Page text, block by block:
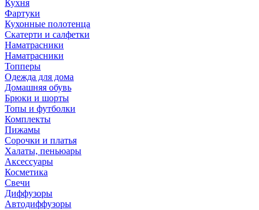
Кухня
Фартуки
Кухонные полотенца
Скатерти и салфетки
Наматрасники
Наматрасники
Топперы
Одежда для дома
Домашняя обувь
Брюки и шорты
Топы и футболки
Комплекты
Пижамы
Сорочки и платья
Халаты, пеньюары
Аксессуары
Косметика
Свечи
Диффузоры
Автодиффузоры